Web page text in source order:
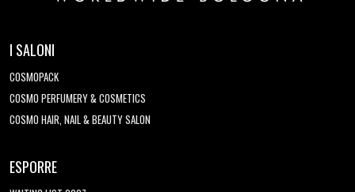
I SALONI
COSMOPACK
COSMO PERFUMERY & COSMETICS
COSMO HAIR, NAIL & BEAUTY SALON
ESPORRE